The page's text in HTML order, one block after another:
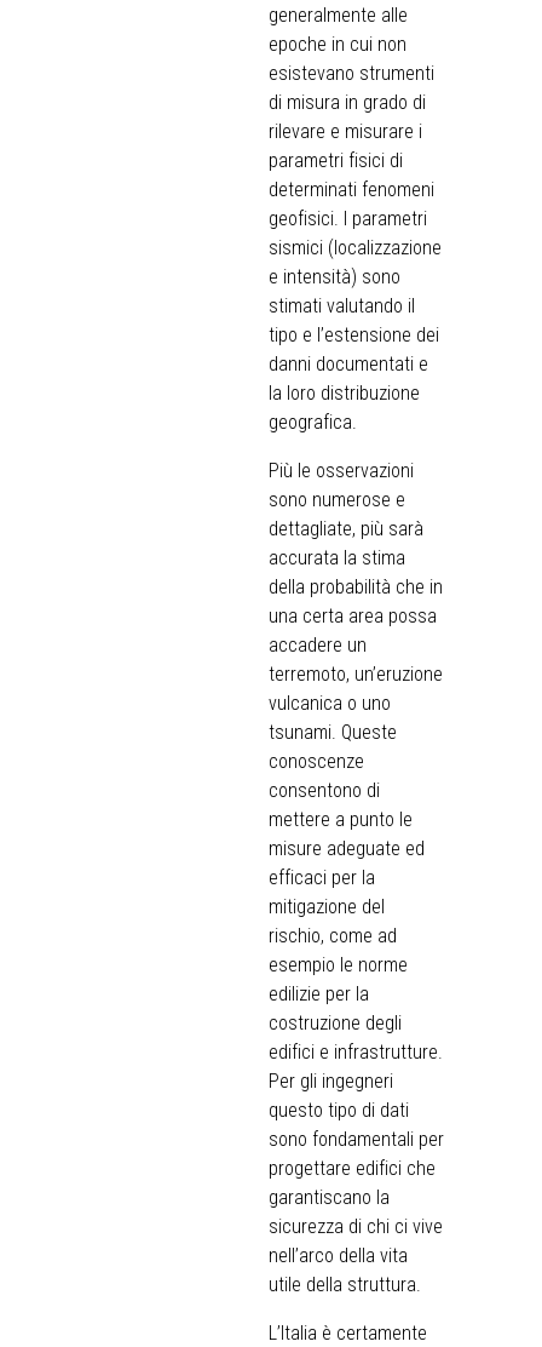
generalmente alle
epoche in cui non
esistevano strumenti
di misura in grado di
rilevare e misurare i
parametri fisici di
determinati fenomeni
geofisici. I parametri
sismici (localizzazione
e intensità) sono
stimati valutando il
tipo e l’estensione dei
danni documentati e
la loro distribuzione
geografica.
Più le osservazioni
sono numerose e
dettagliate, più sarà
accurata la stima
della probabilità che in
una certa area possa
accadere un
terremoto, un’eruzione
vulcanica o uno
tsunami. Queste
conoscenze
consentono di
mettere a punto le
misure adeguate ed
efficaci per la
mitigazione del
rischio, come ad
esempio le norme
edilizie per la
costruzione degli
edifici e infrastrutture.
Per gli ingegneri
questo tipo di dati
sono fondamentali per
progettare edifici che
garantiscano la
sicurezza di chi ci vive
nell’arco della vita
utile della struttura.
L’Italia è certamente